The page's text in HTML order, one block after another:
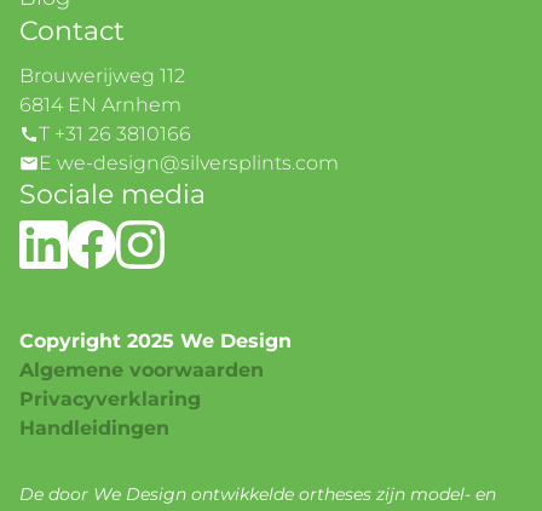
Contact
Brouwerijweg 112
6814 EN Arnhem
T +31 26 3810166
E we-design@silversplints.com
Sociale media
Copyright 2025 We Design
Algemene voorwaarden
Privacyverklaring
Handleidingen
De door We Design ontwikkelde ortheses zijn model- en